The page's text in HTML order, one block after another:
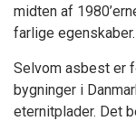
midten af
farlige egenskaber.
Selvom asbest er
bygninger i
eternitplader. Det